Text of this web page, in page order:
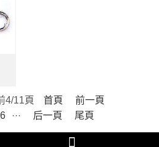
4/11頁 首頁
前一頁
6 ··· 后一頁 尾頁